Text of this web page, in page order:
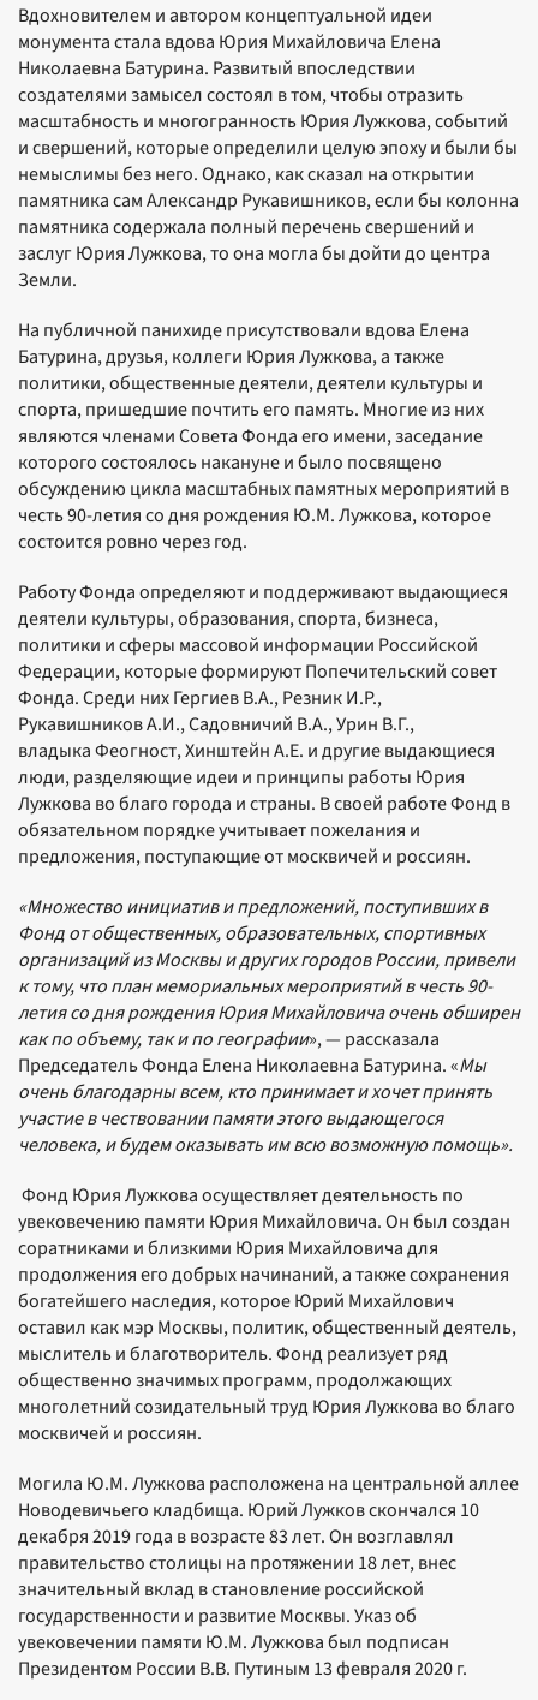
Вдохновителем и автором концептуальной идеи
монумента стала вдова Юрия Михайловича Елена
Николаевна Батурина. Развитый впоследствии
создателями замысел состоял в том, чтобы отразить
масштабность и многогранность Юрия Лужкова, событий
и свершений, которые определили целую эпоху и были бы
немыслимы без него. Однако, как сказал на открытии
памятника сам Александр Рукавишников, если бы колонна
памятника содержала полный перечень свершений и
заслуг Юрия Лужкова, то она могла бы дойти до центра
Земли.
На публичной панихиде присутствовали вдова Елена
Батурина, друзья, коллеги Юрия Лужкова, а также
политики, общественные деятели, деятели культуры и
спорта, пришедшие почтить его память. Многие из них
являются членами Совета Фонда его имени, заседание
которого состоялось накануне и было посвящено
обсуждению цикла масштабных памятных мероприятий в
честь 90-летия со дня рождения Ю.М. Лужкова, которое
состоится ровно через год.
Работу Фонда определяют и поддерживают выдающиеся
деятели культуры, образования, спорта, бизнеса,
политики и сферы массовой информации Российской
Федерации, которые формируют Попечительский совет
Фонда. Среди них Гергиев В.А., Резник И.Р.,
Рукавишников А.И., Садовничий В.А., Урин В.Г.,
владыка Феогност, Хинштейн А.Е. и другие выдающиеся
люди, разделяющие идеи и принципы работы Юрия
Лужкова во благо города и страны. В своей работе Фонд в
обязательном порядке учитывает пожелания и
предложения, поступающие от москвичей и россиян.
«Множество инициатив и предложений, поступивших в
Фонд от общественных, образовательных, спортивных
организаций из Москвы и других городов России, привели
к тому, что план мемориальных мероприятий в честь 90-
летия со дня рождения Юрия Михайловича очень обширен
как по объему, так и по географии», — рассказала
Председатель Фонда Елена Николаевна Батурина. «Мы
очень благодарны всем, кто принимает и хочет принять
участие в чествовании памяти этого выдающегося
человека, и будем оказывать им всю возможную помощь».
Фонд Юрия Лужкова осуществляет деятельность по
увековечению памяти Юрия Михайловича. Он был создан
соратниками и близкими Юрия Михайловича для
продолжения его добрых начинаний, а также сохранения
богатейшего наследия, которое Юрий Михайлович
оставил как мэр Москвы, политик, общественный деятель,
мыслитель и благотворитель. Фонд реализует ряд
общественно значимых программ, продолжающих
многолетний созидательный труд Юрия Лужкова во благо
москвичей и россиян.
Могила Ю.М. Лужкова расположена на центральной аллее
Новодевичьего кладбища. Юрий Лужков скончался 10
декабря 2019 года в возрасте 83 лет. Он возглавлял
правительство столицы на протяжении 18 лет, внес
значительный вклад в становление российской
государственности и развитие Москвы. Указ об
увековечении памяти Ю.М. Лужкова был подписан
Президентом России В.В. Путиным 13 февраля 2020 г.